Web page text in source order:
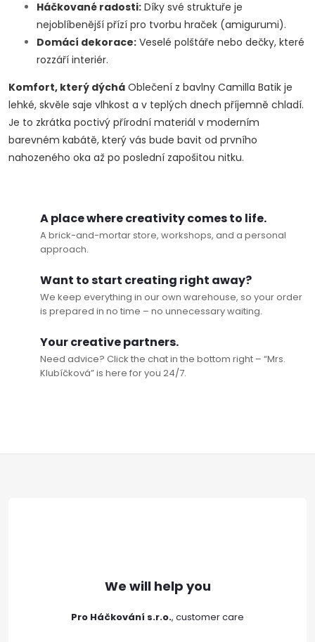
Háčkované radosti: Díky své struktuře je
nejoblíbenější přízí pro tvorbu hraček (amigurumi).
Domácí dekorace: Veselé polštáře nebo dečky, které
rozzáří interiér.
Komfort, který dýchá Oblečení z bavlny Camilla Batik je
lehké, skvěle saje vlhkost a v teplých dnech příjemně chladí.
Je to zkrátka poctivý přírodní materiál v moderním
barevném kabátě, který vás bude bavit od prvního
nahozeného oka až po poslední zapošitou nitku.
A place where creativity comes to life.
A brick-and-mortar store, workshops, and a personal
approach.
Want to start creating right away?
We keep everything in our own warehouse, so your order
is prepared in no time – no unnecessary waiting.
Your creative partners.
Need advice? Click the chat in the bottom right – “Mrs.
Klubíčková” is here for you 24/7.
Pro Háčkování s.r.o.